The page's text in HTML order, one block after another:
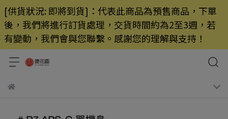
[供貨狀況: 即將到貨]：代表此商品為預售商品，下單
後，我們將進行訂貨處理，交貨時間約為2至3週，若
有變動，我們會與您聯繫。感謝您的理解與支持！